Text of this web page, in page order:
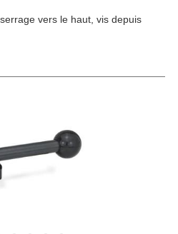
vers le haut, vis depuis